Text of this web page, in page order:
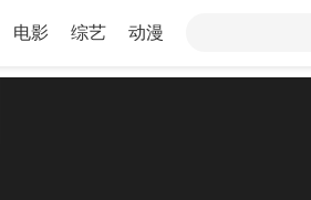
电影 综艺 动漫